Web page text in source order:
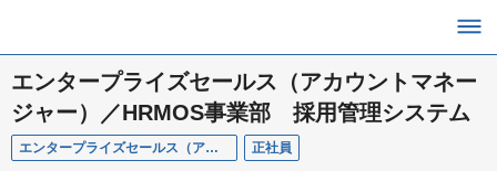
エンタープライズセールス（アカウントマネー
ジャー）／HRMOS事業部 採用管理システム
エンタープライズセールス（アカウントマネージャー）／HRMOS事業部 採用管理システム 正社員